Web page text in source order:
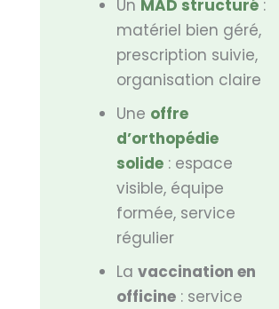
Un MAD structuré :
matériel bien géré,
prescription suivie,
organisation claire
Une offre
d’orthopédie
solide : espace
visible, équipe
formée, service
régulier
La vaccination en
officine : service